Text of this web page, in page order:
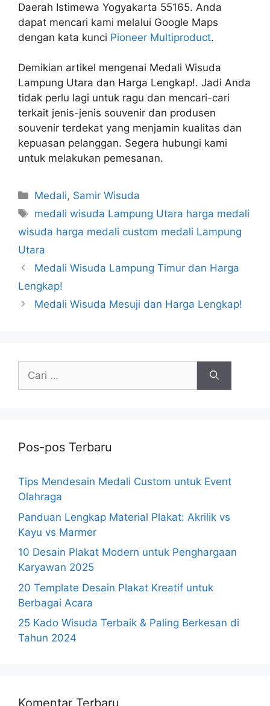
Daerah Istimewa Yogyakarta 55165. Anda
dapat mencari kami melalui Google Maps
dengan kata kunci Pioneer Multiproduct.
Demikian artikel mengenai Medali Wisuda
Lampung Utara dan Harga Lengkap!. Jadi Anda
tidak perlu lagi untuk ragu dan mencari-cari
terkait jenis-jenis souvenir dan produsen
souvenir terdekat yang menjamin kualitas dan
kepuasan pelanggan. Segera hubungi kami
untuk melakukan pemesanan.
Kategori
Medali, Samir Wisuda
Tag
medali wisuda Lampung Utara harga medali
wisuda harga medali custom medali Lampung
Utara
Medali Wisuda Lampung Timur dan Harga
Lengkap!
Medali Wisuda Mesuji dan Harga Lengkap!
Cari
Pos-pos Terbaru
Tips Mendesain Medali Custom untuk Event
Olahraga
Panduan Lengkap Material Plakat: Akrilik vs
Kayu vs Marmer
10 Desain Plakat Modern untuk Penghargaan
Karyawan 2025
20 Template Desain Plakat Kreatif untuk
Berbagai Acara
25 Kado Wisuda Terbaik & Paling Berkesan di
Tahun 2024
Komentar Terbaru